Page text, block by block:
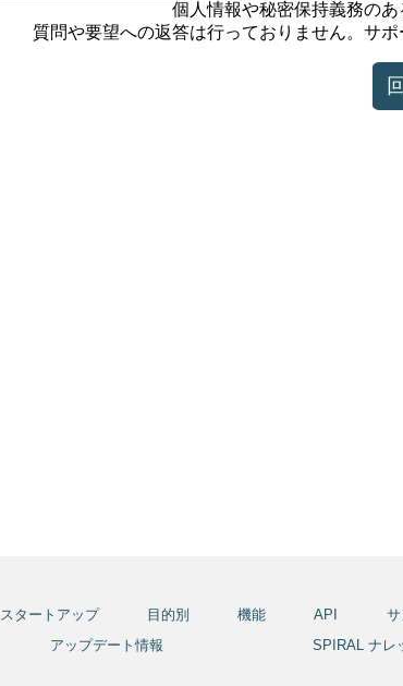
スタートアップ 目的別 機能 API
アップデート情報
SPIRAL ナレ